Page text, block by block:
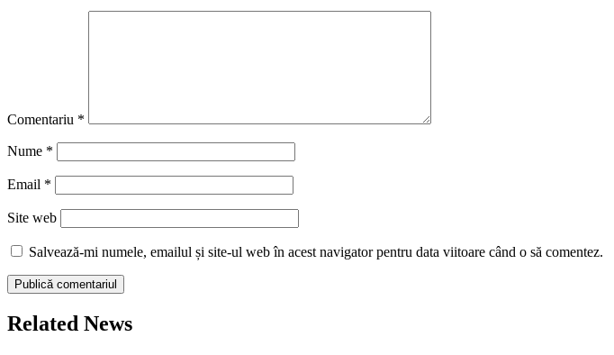
Comentariu *
Nume *
Email *
Site web
Salvează-mi numele, emailul și site-ul web în acest navigator pentru data viitoare când o să comentez.
Related News